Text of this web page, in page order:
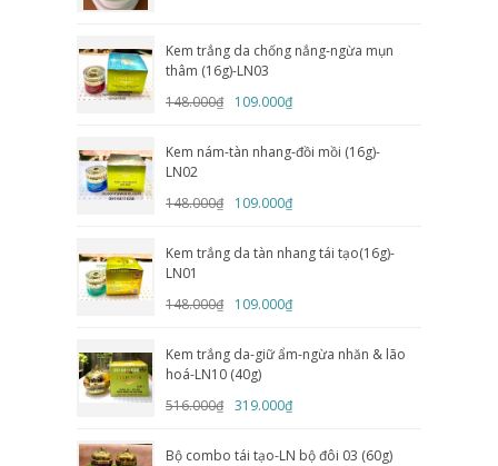
Kem trắng da chống nắng-ngừa mụn
thâm (16g)-LN03
148.000₫
109.000₫
Kem nám-tàn nhang-đồi mồi (16g)-
LN02
148.000₫
109.000₫
Kem trắng da tàn nhang tái tạo(16g)-
LN01
148.000₫
109.000₫
Kem trắng da-giữ ẩm-ngừa nhăn & lão
hoá-LN10 (40g)
516.000₫ 319.000₫
Bộ combo tái tạo-LN bộ đôi 03 (60g)